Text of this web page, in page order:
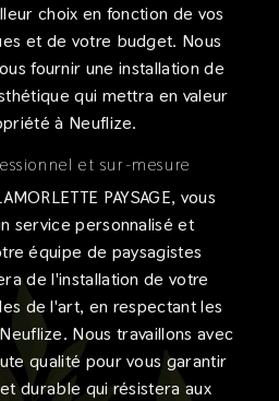
choix en fonction de vos
et de votre budget. Nous
fournir une installation de
qui mettra en valeur
à Neuflize.
et sur-mesure
PAYSAGE, vous
service personnalisé et
équipe de paysagistes
de l'installation de votre
de l'art, en respectant les
Nous travaillons avec
qualité pour vous garantir
durable qui résistera aux